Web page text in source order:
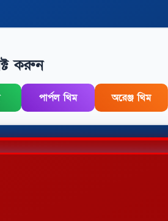
করুন
পার্পল থিম অরেঞ্জ থিম